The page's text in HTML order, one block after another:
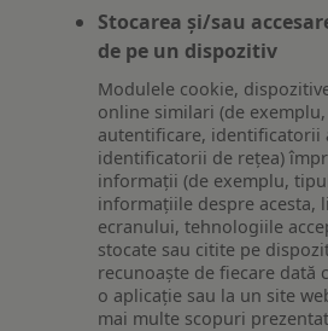
Stocarea și/sau
de pe un dispozitiv
Modulele cookie,
online similari (de
autentificare, identificatorii
identificatorii de rețea)
informații (de exemplu,
informațiile despre acesta,
ecranului, tehnologiile
stocate sau citite pe
recunoaște de fiecare dată
o aplicație sau la un site
mai multe scopuri